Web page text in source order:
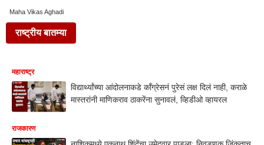
Maha Vikas Aghadi
राष्ट्रीय बातम्या
महाराष्ट्र
विद्यार्थ्यांच्या आंदोलनाकडे काँग्रेसनं पुरेसं लक्ष दिलं नाही, कराळे
मास्तरांनी माणिकराव ठाकरेंना सुनावलं, व्हिडीओ व्हायरल
राजकारण